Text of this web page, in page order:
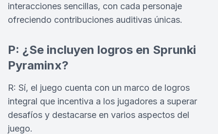
interacciones sencillas, con cada personaje
ofreciendo contribuciones auditivas únicas.
P: ¿Se incluyen logros en Sprunki
Pyraminx?
R: Sí, el juego cuenta con un marco de logros
integral que incentiva a los jugadores a superar
desafíos y destacarse en varios aspectos del
juego.